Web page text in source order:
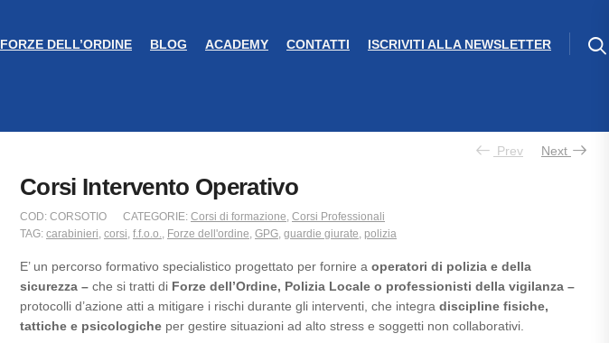
FORZE DELL’ORDINE BLOG ACADEMY CONTATTI ISCRIVITI ALLA NEWSLETTER
Prev Next
Corsi Intervento Operativo
COD: CORSOTIO CATEGORIE: Corsi di formazione Corsi Professionali
TAG: carabinieri corsi f.f.o.o. Forze dell'ordine GPG guardie giurate polizia
E’ un percorso formativo specialistico progettato per fornire a operatori di polizia e della
sicurezza – che si tratti di Forze dell’Ordine, Polizia Locale o professionisti della vigilanza –
protocolli d’azione atti a mitigare i rischi durante gli interventi, che integra discipline fisiche,
tattiche e psicologiche per gestire situazioni ad alto stress e soggetti non collaborativi.